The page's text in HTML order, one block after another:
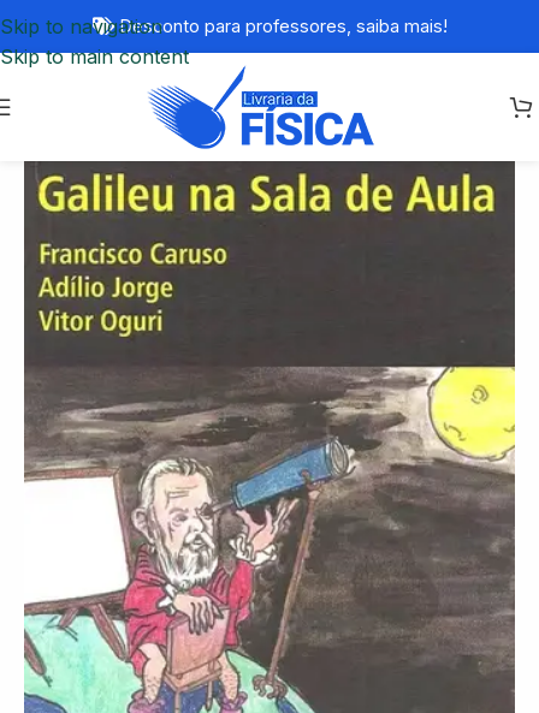
Skip to navigation
Skip to main content
Desconto para professores, saiba mais!